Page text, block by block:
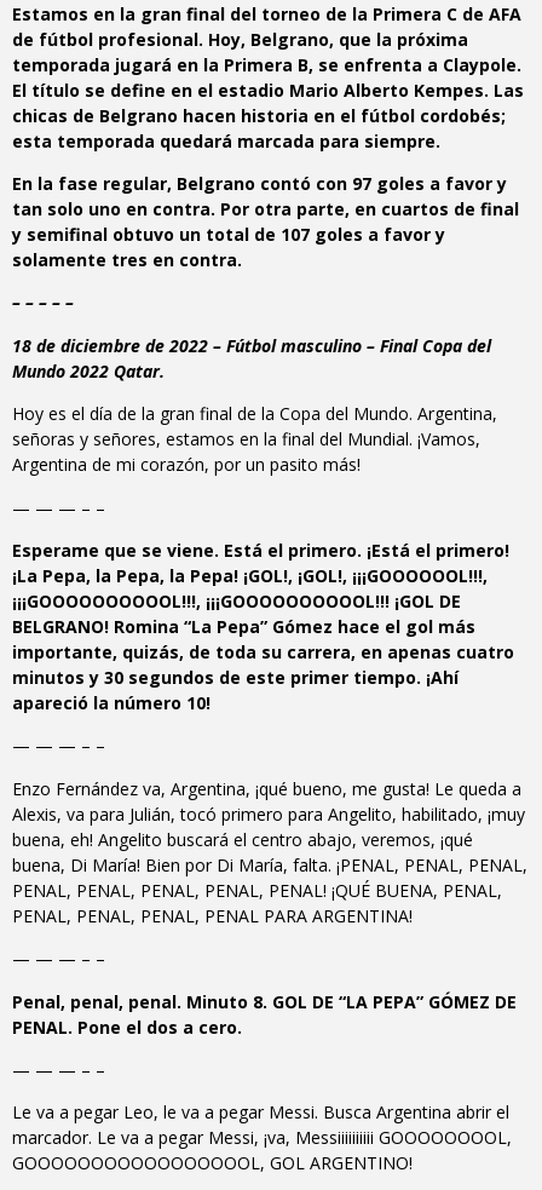
Estamos en la gran final del torneo de la Primera C de AFA
de fútbol profesional. Hoy, Belgrano, que la próxima
temporada jugará en la Primera B, se enfrenta a Claypole.
El título se define en el estadio Mario Alberto Kempes. Las
chicas de Belgrano hacen historia en el fútbol cordobés;
esta temporada quedará marcada para siempre.
En la fase regular, Belgrano contó con 97 goles a favor y
tan solo uno en contra. Por otra parte, en cuartos de final
y semifinal obtuvo un total de 107 goles a favor y
solamente tres en contra.
– – – – –
18 de diciembre de 2022 – Fútbol masculino – Final Copa del
Mundo 2022 Qatar.
Hoy es el día de la gran final de la Copa del Mundo. Argentina,
señoras y señores, estamos en la final del Mundial. ¡Vamos,
Argentina de mi corazón, por un pasito más!
— — — – –
Esperame que se viene. Está el primero. ¡Está el primero!
¡La Pepa, la Pepa, la Pepa! ¡GOL!, ¡GOL!, ¡¡¡GOOOOOOL!!!,
¡¡¡GOOOOOOOOOOL!!!, ¡¡¡GOOOOOOOOOOL!!! ¡GOL DE
BELGRANO! Romina “La Pepa” Gómez hace el gol más
importante, quizás, de toda su carrera, en apenas cuatro
minutos y 30 segundos de este primer tiempo. ¡Ahí
apareció la número 10!
— — — – –
Enzo Fernández va, Argentina, ¡qué bueno, me gusta! Le queda a
Alexis, va para Julián, tocó primero para Angelito, habilitado, ¡muy
buena, eh! Angelito buscará el centro abajo, veremos, ¡qué
buena, Di María! Bien por Di María, falta. ¡PENAL, PENAL, PENAL,
PENAL, PENAL, PENAL, PENAL, PENAL! ¡QUÉ BUENA, PENAL,
PENAL, PENAL, PENAL, PENAL PARA ARGENTINA!
— — — – –
Penal, penal, penal. Minuto 8. GOL DE “LA PEPA” GÓMEZ DE
PENAL. Pone el dos a cero.
— — — – –
Le va a pegar Leo, le va a pegar Messi. Busca Argentina abrir el
marcador. Le va a pegar Messi, ¡va, Messiiiiiiiiii GOOOOOOOOL,
GOOOOOOOOOOOOOOOOOL, GOL ARGENTINO!